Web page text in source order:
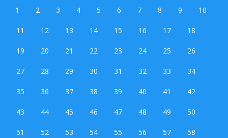
1 2 3 4 5 6 7 8 9 10
11 12 13 14 15 16 17 18
19 20 21 22 23 24 25 26
27 28 29 30 31 32 33 34
35 36 37 38 39 40 41 42
43 44 45 46 47 48 49 50
51 52 53 54 55 56 57 58